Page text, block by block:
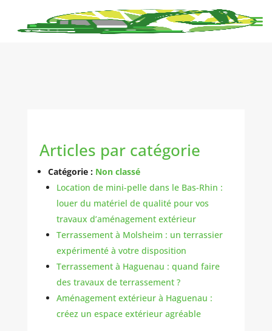
Articles par catégorie
Catégorie : Non classé
Location de mini-pelle dans le Bas-Rhin :
louer du matériel de qualité pour vos
travaux d’aménagement extérieur
Terrassement à Molsheim : un terrassier
expérimenté à votre disposition
Terrassement à Haguenau : quand faire
des travaux de terrassement ?
Aménagement extérieur à Haguenau :
créez un espace extérieur agréable